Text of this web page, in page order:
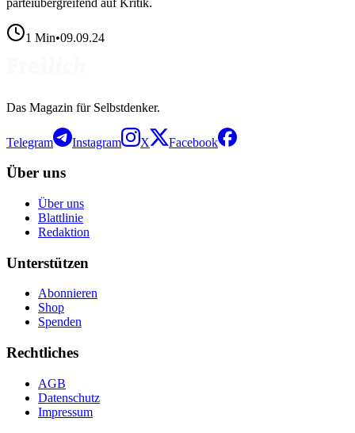
1 Min•09.09.24
Das Magazin für Selbstdenker.
Telegram Instagram X Facebook
Über uns
Über uns
Blattlinie
Redaktion
Unterstützen
Abonnieren
Shop
Spenden
Rechtliches
AGB
Datenschutz
Impressum